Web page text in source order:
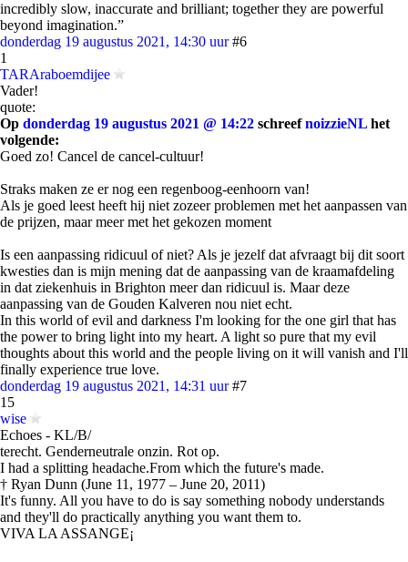
incredibly slow, inaccurate and brilliant; together they are powerful
beyond imagination.”
donderdag 19 augustus 2021, 14:30 uur #6
1
TARAraboemdijee
Vader!
quote:
Op donderdag 19 augustus 2021 @ 14:22 schreefnoizzieNL het
volgende:
Goed zo! Cancel de cancel-cultuur!
Straks maken ze er nog een regenboog-eenhoorn van!
Als je goed leest heeft hij niet zozeer problemen met het aanpassen van
de prijzen, maar meer met het gekozen moment
Is een aanpassing ridicuul of niet? Als je jezelf dat afvraagt bij dit soort
kwesties dan is mijn mening dat de aanpassing van de kraamafdeling
in dat ziekenhuis in Brighton meer dan ridicuul is. Maar deze
aanpassing van de Gouden Kalveren nou niet echt.
In this world of evil and darkness I'm looking for the one girl that has
the power to bring light into my heart. A light so pure that my evil
thoughts about this world and the people living on it will vanish and I'll
finally experience true love.
donderdag 19 augustus 2021, 14:31 uur #7
15
wise
Echoes - KL/B/
terecht. Genderneutrale onzin. Rot op.
I had a splitting headache.From which the future's made.
† Ryan Dunn (June 11, 1977 – June 20, 2011)
It's funny. All you have to do is say something nobody understands
and they'll do practically anything you want them to.
VIVA LA ASSANGE¡